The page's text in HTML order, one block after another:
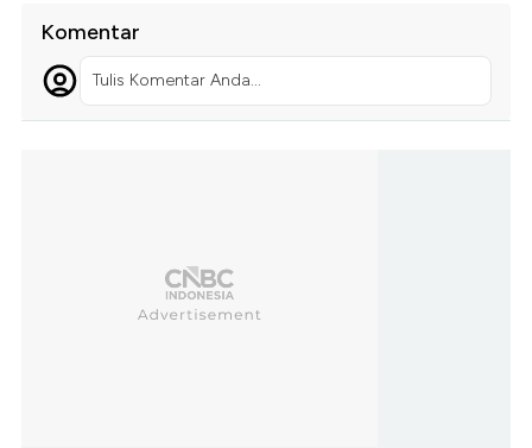
Komentar
Tulis Komentar Anda...